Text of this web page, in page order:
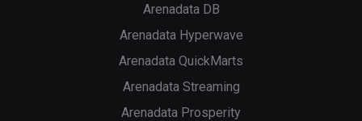
Arenadata DB
Arenadata Hyperwave
Arenadata QuickMarts
Arenadata Streaming
Arenadata Prosperity